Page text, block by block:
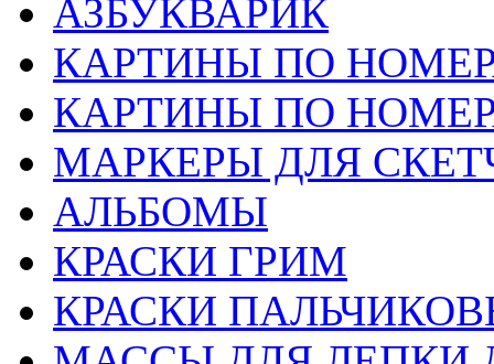
АЗБУКВАРИК
КАРТИНЫ ПО
КАРТИНЫ ПО
МАРКЕРЫ ДЛЯ
АЛЬБОМЫ
КРАСКИ ГРИМ
КРАСКИ